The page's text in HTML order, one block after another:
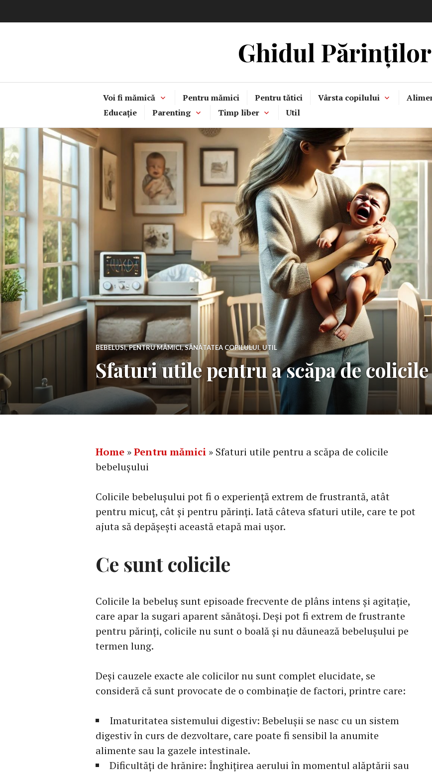
la
Ghidul Părinților
Voi fi mămică Pentru mămici Pentru tătici Vârsta copilului
Educație
Parenting Timp liber Util
BEBELUSI,PENTRU MĂMICI,SĂNĂTATEA COPILULUI,UTIL
Sfaturi utile pentru a scăpa de
Home »Pentru mămici » Sfaturi utile pentru a scăpa de colicile
bebelușului
Colicile bebelușului pot fi o experiență extrem de frustrantă, atât
pentru micuț, cât și pentru părinți. Iată câteva sfaturi utile, care te pot
ajuta să depășești această etapă mai ușor.
Ce sunt colicile
Colicile la bebeluș sunt episoade frecvente de plâns intens și agitație,
care apar la sugari aparent sănătoși. Deși pot fi extrem de frustrante
pentru părinți, colicile nu sunt o boală și nu dăunează bebelușului pe
termen lung.
Deși cauzele exacte ale colicilor nu sunt complet elucidate, se
consideră că sunt provocate de o combinație de factori, printre care:
Imaturitatea sistemului digestiv: Bebelușii se nasc cu un sistem
digestiv în curs de dezvoltare, care poate fi sensibil la anumite
alimente sau la gazele intestinale.
Dificultăți de hrănire: Înghițirea aerului în momentul alăptării sau